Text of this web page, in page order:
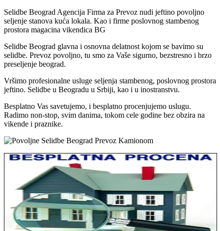
Selidbe Beograd Agencija Firma za Prevoz nudi jeftino povoljno
seljenje stanova kuća lokala. Kao i firme poslovnog stambenog
prostora magacina vikendica BG
Selidbe Beograd glavna i osnovna delatnost kojom se bavimo su
selidbe. Prevoz povoljno, tu smo za Vaše sigurno, bezstresno i brzo
preseljenje beograd.
Vršimo profesionalne usluge seljenja stambenog, poslovnog prostora
jeftino. Selidbe u Beogradu u Srbiji, kao i u inostranstvu.
Besplatno Vas savetujemo, i besplatno procenjujemo uslugu.
Radimo non-stop, svim danima, tokom cele godine bez obzira na
vikende i praznike.